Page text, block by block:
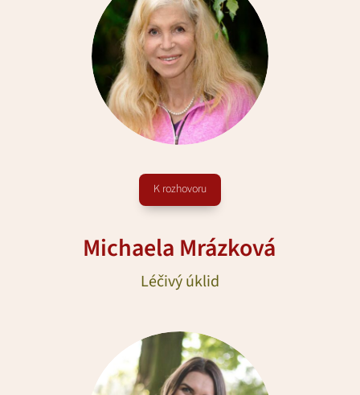
K rozhovoru
Michaela Mrázková
Léčivý úklid